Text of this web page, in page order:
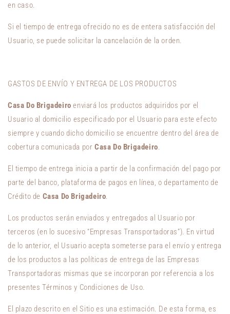
en caso.
Si el tiempo de entrega ofrecido no es de entera satisfacción del
Usuario, se puede solicitar la cancelación de la orden.
GASTOS DE ENVÍO Y ENTREGA DE LOS PRODUCTOS
Casa Do Brigadeiro enviará los productos adquiridos por el
Usuario al domicilio especificado por el Usuario para este efecto
siempre y cuando dicho domicilio se encuentre dentro del área de
cobertura comunicada porCasa Do Brigadeiro.
El tiempo de entrega inicia a partir de la confirmación del pago por
parte del banco, plataforma de pagos en línea, o departamento de
Crédito de Casa Do Brigadeiro.
Los productos serán enviados y entregados al Usuario por
terceros (en lo sucesivo “Empresas Transportadoras”). En virtud
de lo anterior, el Usuario acepta someterse para el envío y entrega
de los productos a las políticas de entrega de las Empresas
Transportadoras mismas que se incorporan por referencia a los
presentes Términos y Condiciones de Uso.
El plazo descrito en el Sitio es una estimación. De esta forma, es